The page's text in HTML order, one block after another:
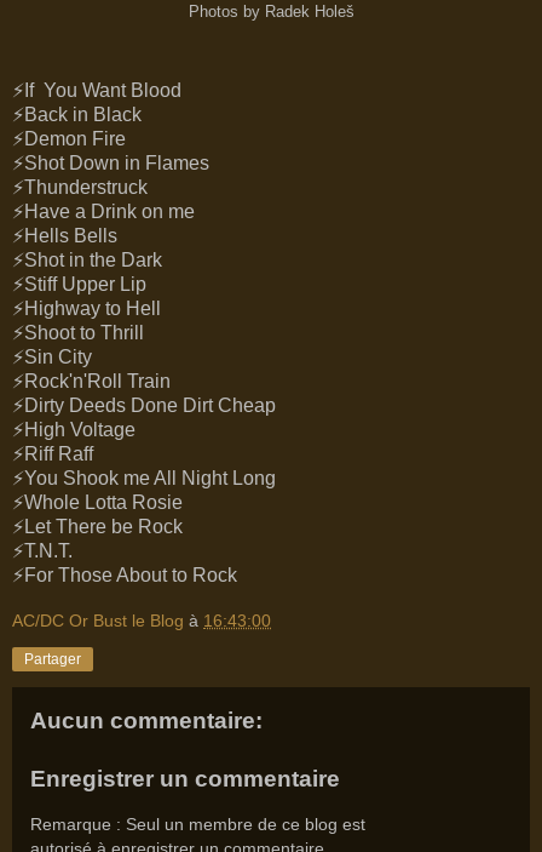
Photos by Radek Holeš
⚡If You Want Blood
⚡Back in Black
⚡Demon Fire
⚡Shot Down in Flames
⚡Thunderstruck
⚡Have a Drink on me
⚡Hells Bells
⚡Shot in the Dark
⚡Stiff Upper Lip
⚡Highway to Hell
⚡Shoot to Thrill
⚡Sin City
⚡Rock'n'Roll Train
⚡Dirty Deeds Done Dirt Cheap
⚡High Voltage
⚡Riff Raff
⚡You Shook me All Night Long
⚡Whole Lotta Rosie
⚡Let There be Rock
⚡T.N.T.
⚡For Those About to Rock
AC/DC Or Bust le Blog à 16:43:00
Partager
Aucun commentaire:
Enregistrer un commentaire
Remarque : Seul un membre de ce blog est